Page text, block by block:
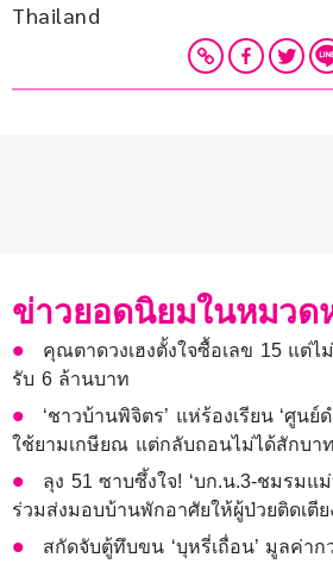
Thailand
ข่าวยอดนิยมในหมวด
คุณตาดวงเฮงตั้งใจซื้อเลข 15 แต่ไ
รับ 6 ล้านบาท
‘ชาวบ้านพิจิตร’ แห่ร้องเรียน ‘ศูนย์
ใช้ยามเกษียณ แต่กลับถอนไม่ได้สักบาท
ลุง 51 ซาบซึ้งใจ! ‘บก.น.3-ชมรมแ
ร่วมส่งมอบบ้านพักอาศัยให้ผู้ป่วยติดเตีย
สกัดจับตู้ทึบขน ‘บุหรี่เถื่อน’ มูลค่า